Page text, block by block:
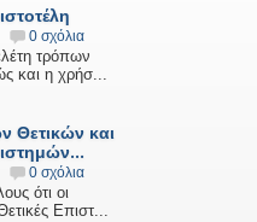
0 σχόλια
τρόπων
και η χρήσ...
Θετικών και
0 σχόλια
ότι οι
Επιστ...